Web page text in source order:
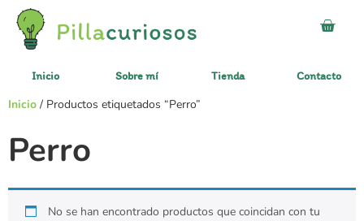
Inicio Sobre mí Tienda Contacto
Inicio / Productos etiquetados “Perro”
Perro
No se han encontrado productos que coincidan con tu